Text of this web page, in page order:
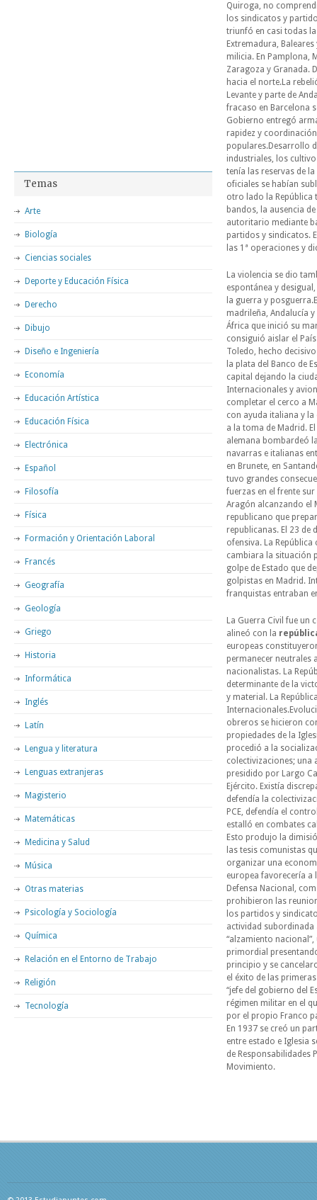
Quiroga, no
los sindicatos y
triunfó en casi todas
Extremadura,
milicia. En Pamplona,
Zaragoza y Granada.
hacia el norte.La
Levante y parte de
fracaso en Barcelona
Gobierno entregó
rapidez y
populares.Desarrollo
industriales, los
tenía las reservas de
oficiales se habían
otro lado la República
bandos, la ausencia
autoritario mediante
partidos y sindicatos.
las 1ª operaciones y
La violencia se dio
espontánea y
la guerra y
madrileña, Andalucía
África que inició su
consiguió aislar el
Toledo, hecho
la plata del Banco de
capital dejando la
Internacionales y
completar el cerco a
con ayuda italiana y
a la toma de Madrid.
alemana bombardeó
navarras e italianas
en Brunete, en
tuvo grandes
fuerzas en el frente
Aragón alcanzando el
republicano que
republicanas. El 23 de
ofensiva. La
cambiara la situación
golpe de Estado que
golpistas en Madrid.
franquistas entraban
La Guerra Civil fue un
alineó con la
europeas
permanecer neutrales
nacionalistas. La
determinante de la
y material. La
obreros se hicieron
propiedades de la
procedió a la
colectivizaciones; una
presidido por Largo
Ejército. Existía
defendía la
PCE, defendía el
estalló en combates
Esto produjo la
las tesis comunistas
organizar una
europea favorecería a
Defensa Nacional,
prohibieron las
los partidos y
actividad subordinada
“alzamiento
primordial
principio y se
el éxito de las
“jefe del gobierno del
régimen militar en el
por el propio Franco
En 1937 se creó un
entre estado e Iglesia
de Responsabilidades
Movimiento.
Temas
Arte
Biología
Ciencias sociales
Deporte y Educación Física
Derecho
Dibujo
Diseño e Ingeniería
Economía
Educación Artística
Educación Física
Electrónica
Español
Filosofía
Física
Formación y Orientación Laboral
Francés
Geografía
Geología
Griego
Historia
Informática
Inglés
Latín
Lengua y literatura
Lenguas extranjeras
Magisterio
Matemáticas
Medicina y Salud
Música
Otras materias
Psicología y Sociología
Química
Relación en el Entorno de Trabajo
Religión
Tecnología